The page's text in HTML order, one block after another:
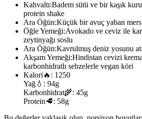
Kahvaltı:Badem sütü ve bir kaşık
protein shake
Ara Öğün:Küçük bir avuç yaban
Öğle Yemeği:Avokado ve ceviz ile
zeytinyağı soslu
Ara Öğün:Kavrulmuş deniz yosunu
Akşam Yemeği:Hindistan cevizi
karbonhidratlı sebzelerle vegan köri
Kalori 🔥: 1250
Yağ 💧: 94g
Karbonhidrat🌾: 45g
Protein🥩: 58g